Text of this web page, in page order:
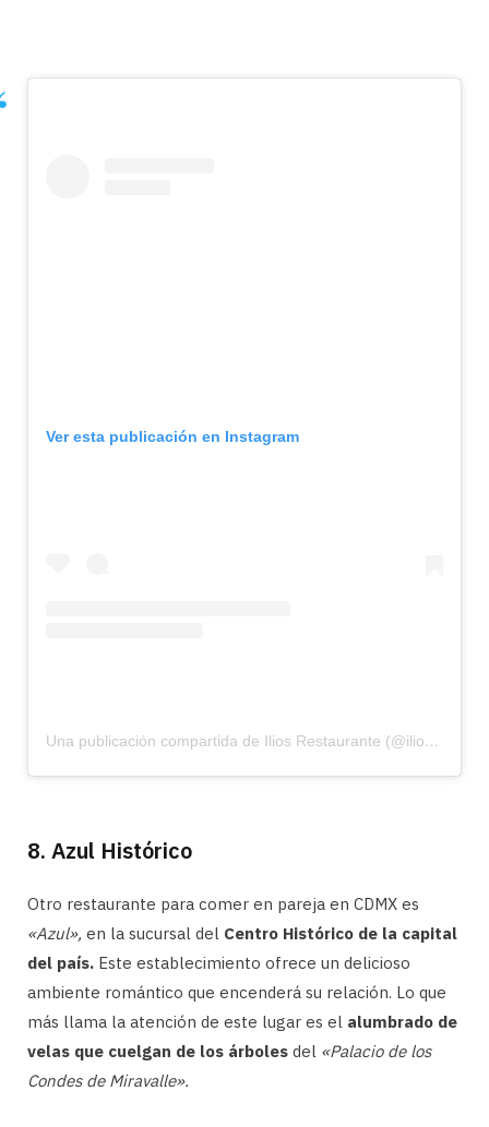
Ver esta publicación en Instagram
Una publicación compartida de Ilios Restaurante (@iliosrestaurante)
8. Azul Histórico
Otro restaurante para comer en pareja en CDMX es
«Azul», en la sucursal del Centro Histórico de la capital
del país. Este establecimiento ofrece un delicioso
ambiente romántico que encenderá su relación. Lo que
más llama la atención de este lugar es el alumbrado de
velas que cuelgan de los árboles del «Palacio de los
Condes de Miravalle».